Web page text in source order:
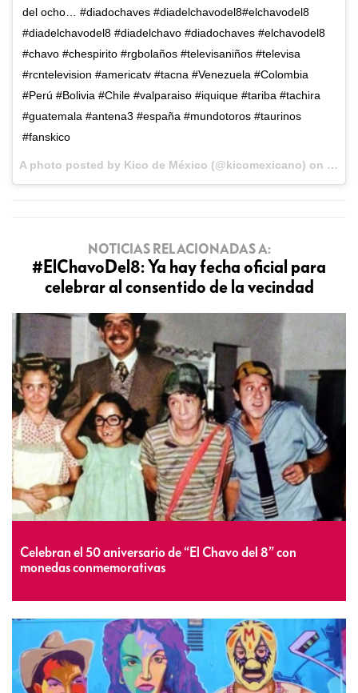
del ocho… #diadochaves #diadelchavodel8#elchavodel8
#diadelchavodel8 #diadelchavo #diadochaves #elchavodel8
#chavo #chespirito #rgbolaños #televisaniños #televisa
#rcntelevision #americatv #tacna #Venezuela #Colombia
#Perú #Bolivia #Chile #valparaiso #iquique #tariba #tachira
#guatemala #antena3 #españa #mundotoros #taurinos
#fanskico
A photo posted by Kico de México (@kicomexicano) on
Sep
NOTICIAS RELACIONADAS A:
#ElChavoDel8: Ya hay fecha oficial para
celebrar al consentido de la vecindad
Celebran el 50 aniversario de “El Chavo del 8” con
monedas conmemorativas